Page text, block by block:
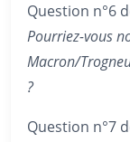
Question n°6
Pourriez-vous
Macron/
?
Question n°7